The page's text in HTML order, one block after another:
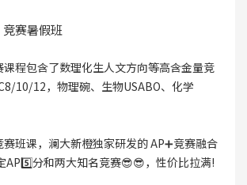
赛暑假班
程包含了数理化生人文方向等高含金量竞
10/12，物理碗、生物USABO、化学
班课，澜大新橙独家研发的 AP➕竞赛融合
AP5️⃣分和两大知名竞赛😎😎，性价比拉满!